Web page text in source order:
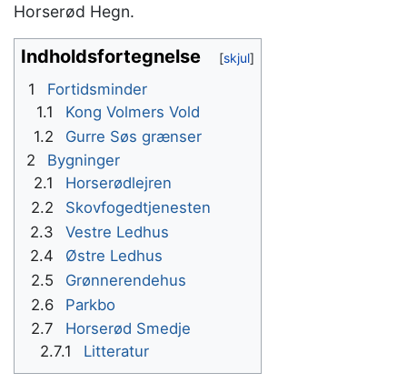
Horserød Hegn.
Indholdsfortegnelse
1
Fortidsminder
1.1
Kong Volmers Vold
1.2
Gurre Søs grænser
2
Bygninger
2.1
Horserødlejren
2.2
Skovfogedtjenesten
2.3
Vestre Ledhus
2.4
Østre Ledhus
2.5
Grønnerendehus
2.6
Parkbo
2.7
Horserød Smedje
2.7.1
Litteratur